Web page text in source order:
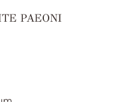
PAEONI